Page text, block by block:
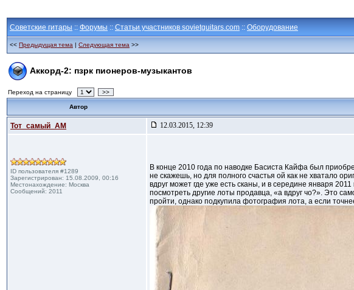
Советские гитары :: Форумы :: Статьи участников sovietguitars.com :: Оборудование
<< Предыдущая тема | Следующая тема >>
Аккорд-2: пзрк пионеров-музыкантов
Переход на страницу >>
Автор
Тот_самый_АМ 12.03.2015, 12:39
ID пользователя #1289
Зарегистрирован: 15.08.2009, 00:16
Местонахождение: Москва
Сообщений: 2011
В конце 2010 года по наводке Басиста Кайфа был
не скажешь, но для полного счастья ой как не хватало
вдруг может где уже есть сканы, и в середине января
посмотреть другие лоты продавца, «а вдруг чо?». Это
пройти, однако подкупила фотография лота, а если